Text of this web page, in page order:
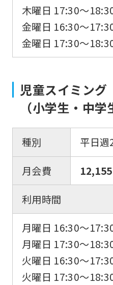
木曜日 17:30〜
金曜日 16:30〜
金曜日 17:30〜
児童スイミング
（小学生・中学
種別
平日週
月会費
利用時間
月曜日 16:30〜
月曜日 17:30〜
火曜日 16:30〜
火曜日 17:30〜